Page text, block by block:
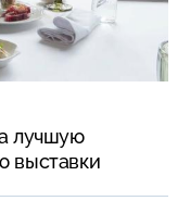
лучшую
выставки